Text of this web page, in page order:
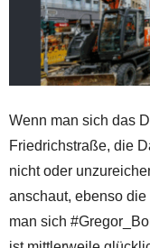
Wenn man sich das
Friedrichstraße, die
nicht oder
anschaut, ebenso
man sich